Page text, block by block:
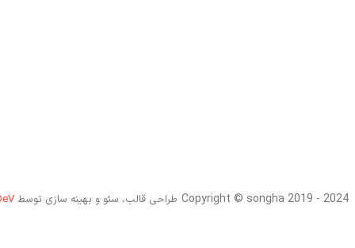
Copyright © songha 2019 - 2024 طراحی قالب، سئو و بهینه سازی توسط